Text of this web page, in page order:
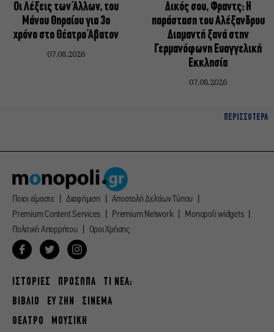
Οι Λέξεις των Άλλων, του
Μάνου Θηραίου για 3ο
χρόνο στο Θέατρο Άβατον
07.08.2026
Δικός σου, Φραντς: Η
παράσταση του Αλέξανδρου
Διαμαντή ξανά στην
Γερμανόφωνη Ευαγγελική
Εκκλησία
07.08.2026
ΠΕΡΙΣΣΟΤΕΡΑ
Ποιοι είμαστε Διαφήμιση
Αποστολή Δελτίων Τύπου
Premium Content Services
Premium Network
Monopoli widgets
Πολιτική Απορρήτου
Οροι Χρήσης
ΙΣΤΟΡΙΕΣ ΠΡΟΣΩΠΑ
ΤΙ ΝΕΑ;
ΒΙΒΛΙΟ
ΕΥ ΖΗΝ
ΣΙΝΕΜΑ
ΘΕΑΤΡΟ
ΜΟΥΣΙΚΗ